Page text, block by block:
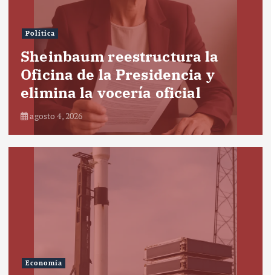
Política
Sheinbaum reestructura la
Oficina de la Presidencia y
elimina la vocería oficial
agosto 4, 2026
Economía